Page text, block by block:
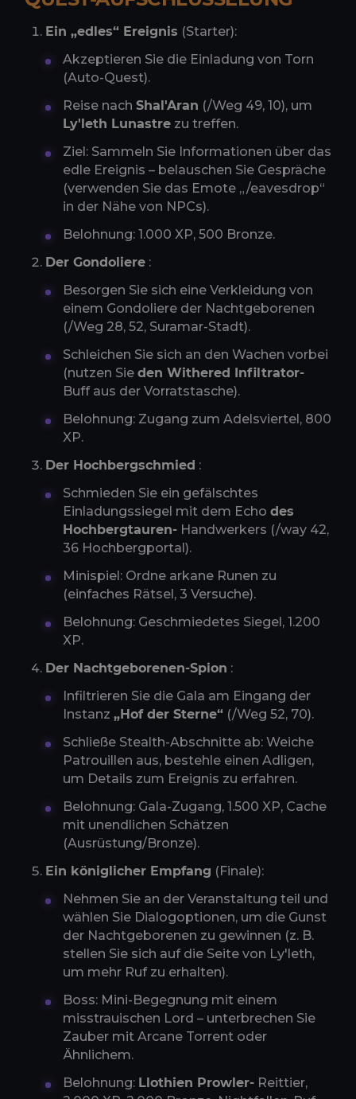
Ein „edles“ Ereignis (Starter):
Akzeptieren Sie die Einladung von Torn
(Auto-Quest).
Reise nach Shal'Aran (/Weg 49, 10), um
Ly'leth Lunastre zu treffen.
Ziel: Sammeln Sie Informationen über das
edle Ereignis – belauschen Sie Gespräche
(verwenden Sie das Emote „/eavesdrop“
in der Nähe von NPCs).
Belohnung: 1.000 XP, 500 Bronze.
Der Gondoliere :
Besorgen Sie sich eine Verkleidung von
einem Gondoliere der Nachtgeborenen
(/Weg 28, 52, Suramar-Stadt).
Schleichen Sie sich an den Wachen vorbei
(nutzen Sie den Withered Infiltrator-
Buff aus der Vorratstasche).
Belohnung: Zugang zum Adelsviertel, 800
XP.
Der Hochbergschmied :
Schmieden Sie ein gefälschtes
Einladungssiegel mit dem Echo des
Hochbergtauren- Handwerkers (/way 42,
36 Hochbergportal).
Minispiel: Ordne arkane Runen zu
(einfaches Rätsel, 3 Versuche).
Belohnung: Geschmiedetes Siegel, 1.200
XP.
Der Nachtgeborenen-Spion :
Infiltrieren Sie die Gala am Eingang der
Instanz „Hof der Sterne“ (/Weg 52, 70).
Schließe Stealth-Abschnitte ab: Weiche
Patrouillen aus, bestehle einen Adligen,
um Details zum Ereignis zu erfahren.
Belohnung: Gala-Zugang, 1.500 XP, Cache
mit unendlichen Schätzen
(Ausrüstung/Bronze).
Ein königlicher Empfang (Finale):
Nehmen Sie an der Veranstaltung teil und
wählen Sie Dialogoptionen, um die Gunst
der Nachtgeborenen zu gewinnen (z. B.
stellen Sie sich auf die Seite von Ly'leth,
um mehr Ruf zu erhalten).
Boss: Mini-Begegnung mit einem
misstrauischen Lord – unterbrechen Sie
Zauber mit Arcane Torrent oder
Ähnlichem.
Belohnung: Llothien Prowler- Reittier,